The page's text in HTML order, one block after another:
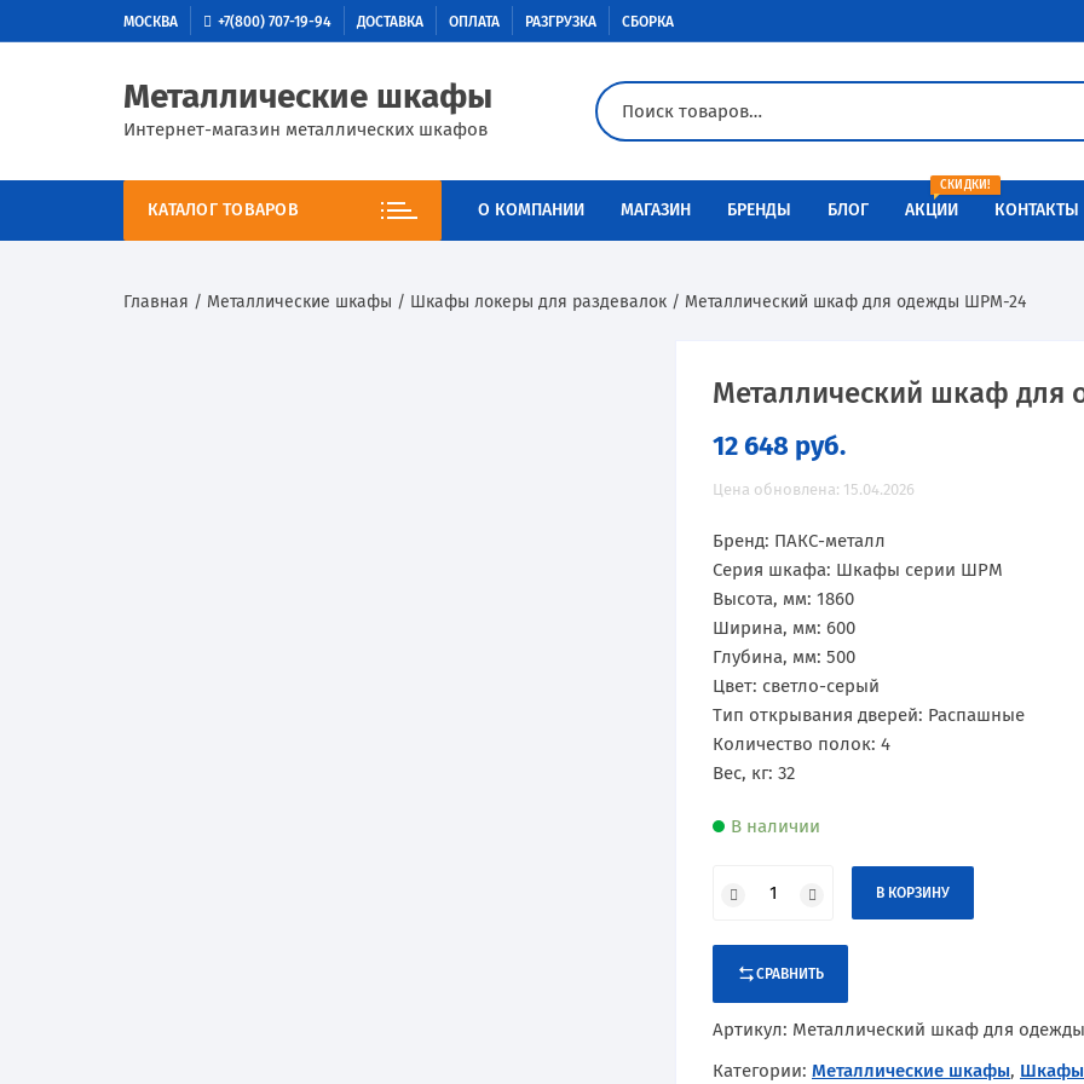
МОСКВА +7(800) 707-19-94 ДОСТАВКА ОПЛАТА РАЗГРУЗКА СБОРКА
Металлические шкафы
Интернет-магазин металлических шкафов
КАТАЛОГ ТОВАРОВ О КОМПАНИИ МАГАЗИН
Инструкции по сборке
Сертификаты
БРЕНДЫ
Контур
Металл-Завод
ПАКС-металл
БЛОГ
Сейфы
Промышленная мебель
Производственная мебель
Оборудование и оснащение
АКЦИИ
СКИДКИ!
КОНТАКТЫ
Главная / Металлические шкафы / Шкафы локеры для раздевалок / Металлический шкаф для одежды ШРМ-24
Металлический шкаф
12 648 руб.
Цена обновлена: 15.04.2026
Бренд: ПАКС-металл
Серия шкафа: Шкафы серии ШРМ
Высота, мм: 1860
Ширина, мм: 600
Глубина, мм: 500
Цвет: светло-серый
Тип открывания дверей: Распашные
Количество полок: 4
Вес, кг: 32
В наличии
В КОРЗИНУ
СРАВНИТЬ
Артикул: Металлический шкаф для
Категории: Металлические шкафы, Шкафы